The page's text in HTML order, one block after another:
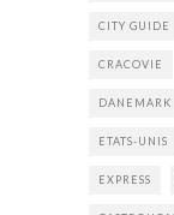
CITY GUIDE
CRACOVIE
DANEMARK
ETATS-UNIS
EXPRESS